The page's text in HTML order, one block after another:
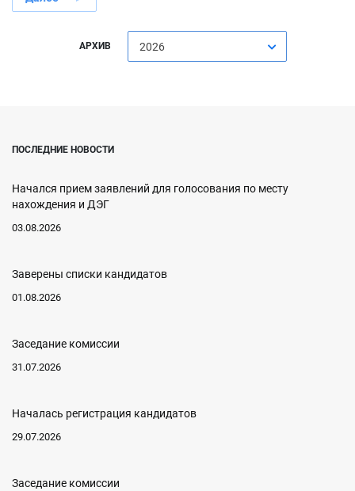
АРХИВ 2026
ПОСЛЕДНИЕ НОВОСТИ
Начался прием заявлений для голосования по месту
нахождения и ДЭГ
03.08.2026
Заверены списки кандидатов
01.08.2026
Заседание комиссии
31.07.2026
Началась регистрация кандидатов
29.07.2026
Заседание комиссии